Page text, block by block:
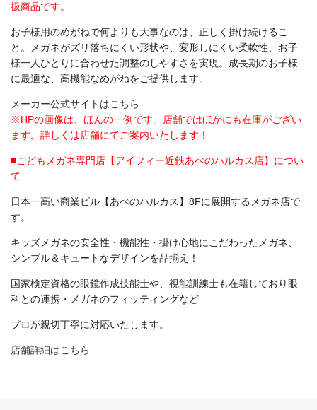
扱商品です。
お子様用のめがねで何よりも大事なのは、正しく掛け続けるこ
と。メガネがズリ落ちにくい形状や、変形しにくい柔軟性、お子
様一人ひとりに合わせた調整のしやすさを実現。成長期のお子様
に最適な、高機能なめがねをご提供します。
メーカー公式サイトはこちら
※HPの画像は、ほんの一例です。店舗ではほかにも在庫がござい
ます。詳しくは店舗にてご案内いたします！
■こどもメガネ専門店【アイフィー近鉄あべのハルカス店】につい
て
日本一高い商業ビル【あべのハルカス】8Fに展開するメガネ店で
す。
キッズメガネの安全性・機能性・掛け心地にこだわったメガネ、
シンプル＆キュートなデザインを品揃え！
国家検定資格の眼鏡作成技能士や、視能訓練士も在籍しており眼
科との連携・メガネのフィッティングなど
プロが親切丁寧に対応いたします。
店舗詳細はこちら